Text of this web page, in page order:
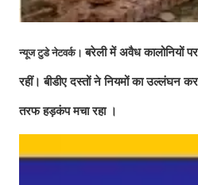
न्‍यूज टुडे नेटवर्क।बरेली में अवैध कालोनियों
रहीं। बीडीए दस्‍तों ने नियमों का उल्लंघन कर
तरफ हड़कंप मचा रहा ।